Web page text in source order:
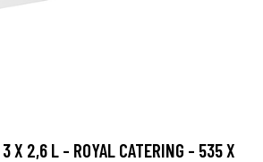
X 2,6 L - ROYAL CATERING - 535 X